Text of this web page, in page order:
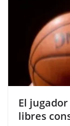
El
libres